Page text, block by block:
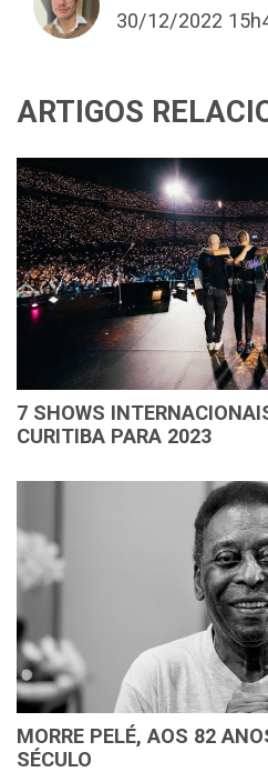
30/12/2022
ARTIGOS
7 SHOWS
CURITIBA PARA 2023
MORRE PELÉ, AOS 82
SÉCULO